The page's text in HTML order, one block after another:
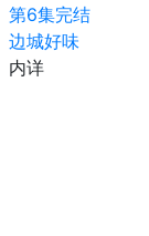
第6集完结
边城好味
内详